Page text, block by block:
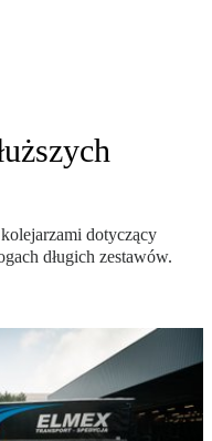
dotyczący
długich zestawów.